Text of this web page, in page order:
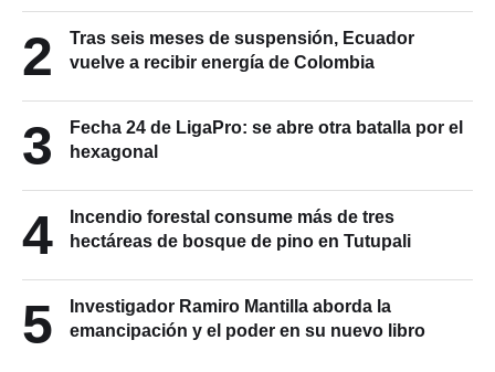
2
Tras seis meses de suspensión, Ecuador
vuelve a recibir energía de Colombia
3
Fecha 24 de LigaPro: se abre otra batalla por el
hexagonal
4
Incendio forestal consume más de tres
hectáreas de bosque de pino en Tutupali
5
Investigador Ramiro Mantilla aborda la
emancipación y el poder en su nuevo libro